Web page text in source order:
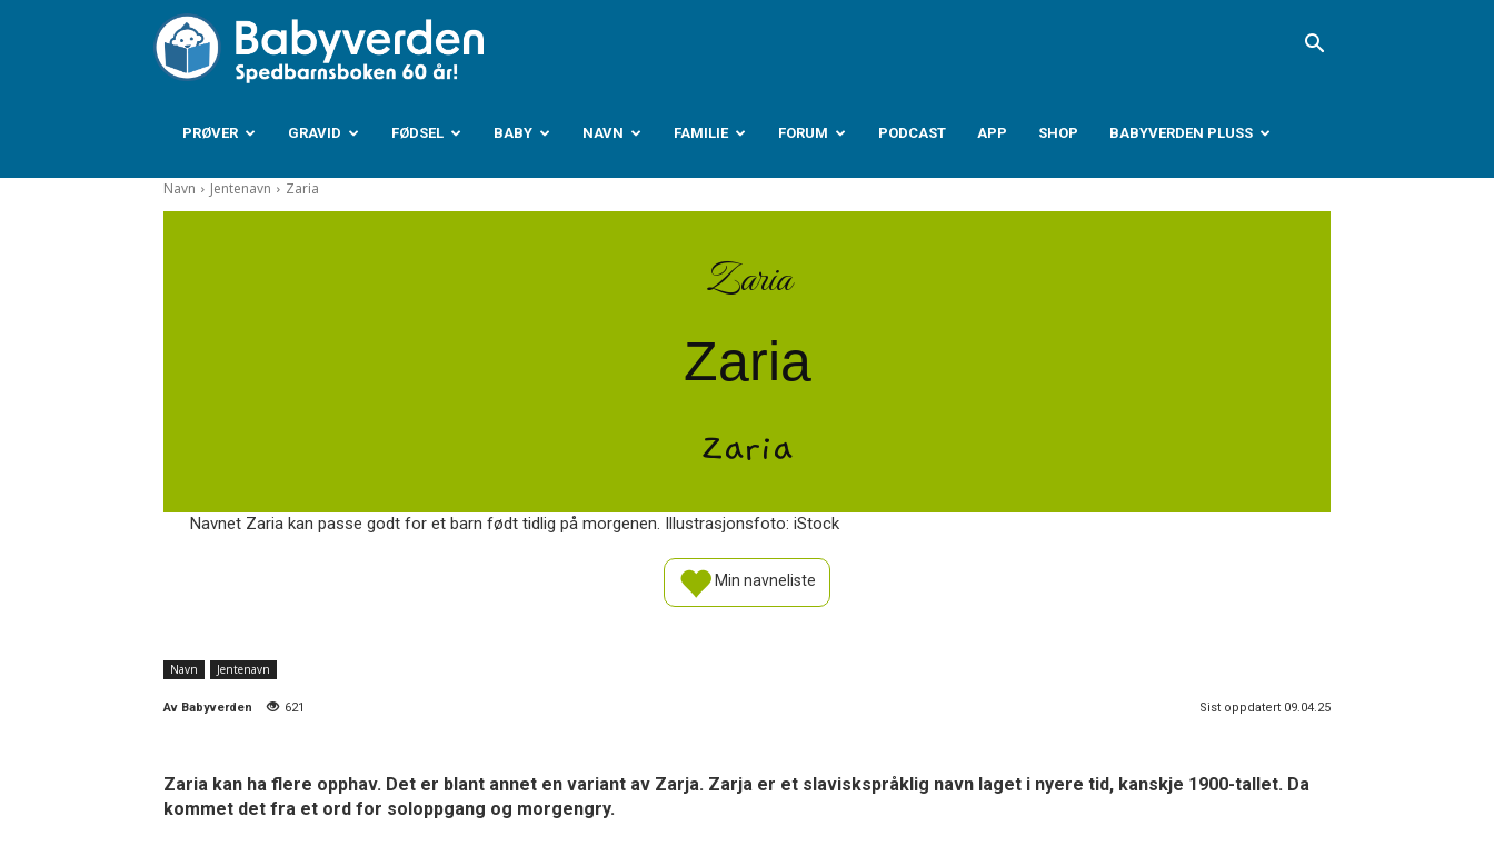
Babyverden.no
PRØVER GRAVID FØDSEL BABY NAVN FAMILIE FORUM PODCAST APP SHOP BABYVERDEN PLUSS
Navn Jentenavn Zaria
Zaria
Zaria
Zaria
Navnet Zaria kan passe godt for et barn født tidlig på morgenen. Illustrasjonsfoto: iStock
Min navneliste
Navn Jentenavn
Av Babyverden 621 Sist oppdatert 09.04.25
Zaria kan ha flere opphav. Det er blant annet en variant av Zarja. Zarja er et slaviskspråklig navn laget i nyere tid, kanskje 1900-tallet. Da
kommet det fra et ord for soloppgang og morgengry.